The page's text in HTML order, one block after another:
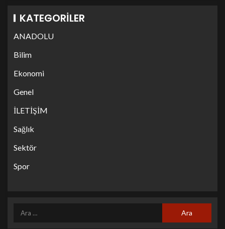
KATEGORILER
ANADOLU
Bilim
Ekonomi
Genel
İLETİŞİM
Sağlık
Sektör
Spor